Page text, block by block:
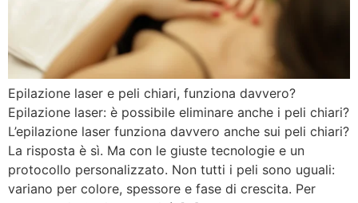
Epilazione laser e peli chiari, funziona davvero?
Epilazione laser: è possibile eliminare anche i peli chiari?
L’epilazione laser funziona davvero anche sui peli chiari?
La risposta è sì. Ma con le giuste tecnologie e un
protocollo personalizzato. Non tutti i peli sono uguali:
variano per colore, spessore e fase di crescita. Per